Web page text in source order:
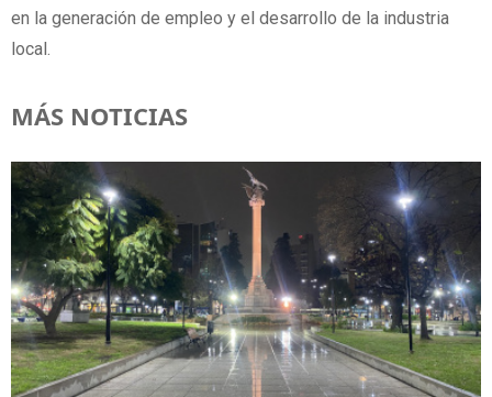
en la generación de empleo y el desarrollo de la industria
local.
MÁS NOTICIAS